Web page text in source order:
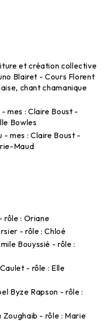
et création collective
Blairet - Cours Florent
chant chamanique
mes : Claire Boust -
Bowles
- mes : Claire Boust -
Maud
rôle : Oriane
- rôle : Chloé
Bouyssié - rôle :
- rôle : Elle
Byze Rapson - rôle :
Zoughaib - rôle : Marie